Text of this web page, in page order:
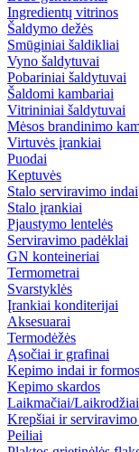
Ingredientų vitrinos
Šaldymo dežės
Smūginiai šaldikliai
Vyno šaldytuvai
Pobariniai šaldytuvai
Šaldomi kambariai
Vitrininiai šaldytuvai
Mėsos brandinimo
Virtuvės įrankiai
Puodai
Keptuvės
Stalo serviravimo indai
Stalo įrankiai
Pjaustymo lentelės
Serviravimo padėklai
GN konteineriai
Termometrai
Svarstyklės
Įrankiai konditerijai
Aksesuarai
Termodėžės
Ąsočiai ir grafinai
Kepimo indai ir formos
Kepimo skardos
Laikmačiai/Laikrodžiai
Krepšiai ir serviravimo
Peiliai